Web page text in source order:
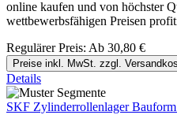
online kaufen und von höchster
wettbewerbsfähigen Preisen
Regulärer Preis: Ab 30,80 €
Preise inkl. MwSt. zzgl.
Details
SKF Zylinderrollenlager